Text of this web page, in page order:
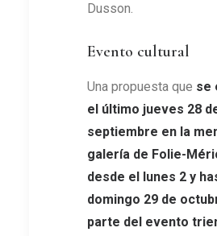
Dusson.
Evento cultural
Una propuesta que se
el último jueves 28
septiembre en la
galería de Folie-
desde el lunes 2 y
domingo 29 de
parte del evento